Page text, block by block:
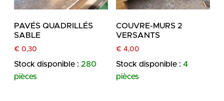
PAVÉS QUADRILLÉS
SABLE
€ 0,30
Stock disponible : 280
pièces
COUVRE-MURS 2
VERSANTS
€ 4,00
Stock disponible : 4
pièces